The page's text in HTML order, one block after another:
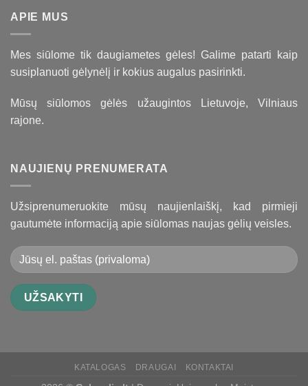
APIE MUS
Mes siūlome tik daugiametes gėles! Galime patarti kaip
susiplanuoti gėlynėlį ir kokius augalus pasirinkti.
Mūsų siūlomos gėlės užaugintos Lietuvoje, Vilniaus
rajone.
NAUJIENŲ PRENUMERATA
Užsiprenumeruokite mūsų naujienlaiškį, kad pirmieji
gautumėte informaciją apie siūlomas naujas gėlių veisles.
KATALOGAS DRAUGAI KONTAKTAI